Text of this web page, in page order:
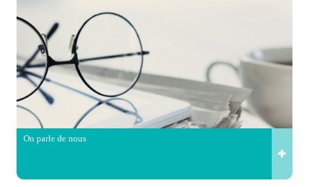
On parle de nous